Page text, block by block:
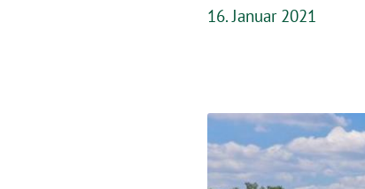
16. Januar 2021